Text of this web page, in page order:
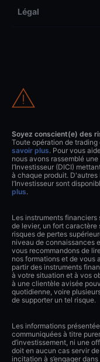
Légal
Soyez conscient(e) des
Toute opération de
savoir plus. Pour vous
nous avons rassemblé
l’Investisseur (DICI)
à chaque produit. D'autres
l’Investisseur sont
plus.
Les instruments financiers
de levier, un fort
risques de pertes
niveau de connaissances
vous recommandons de
nos formations et de vous
partir des instruments
à votre situation et à vos
à une clientèle avisée
quotidienne, voire
de supporter un tel risque.
Les informations
communiquées à titre
d’investissement, ni une
doit en aucun cas servir
incitation à s’engager